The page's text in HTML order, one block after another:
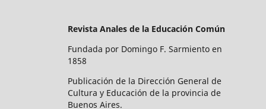
Revista Anales de la Educación Común
Fundada por Domingo F. Sarmiento en
1858
Publicación de la Dirección General de
Cultura y Educación de la provincia de
Buenos Aires.